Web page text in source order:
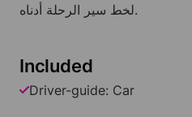
لخط سير الرحلة أدناه.
Included
Driver-guide: Car